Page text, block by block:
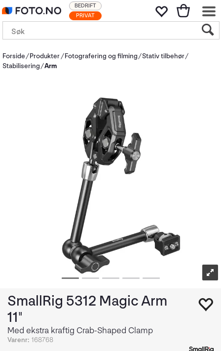
PRIVAT
BEDRIFT
Forside Produkter Fotografering og filming Stativ tilbehør
Stabilisering
Arm
SmallRig 5312 Magic Arm
11"
Med ekstra kraftig Crab-Shaped Clamp
Varenr: 168768